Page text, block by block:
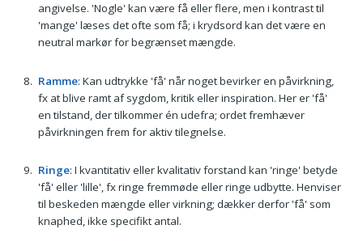
angivelse. 'Nogle' kan være få eller flere, men i kontrast til
'mange' læses det ofte som få; i krydsord kan det være en
neutral markør for begrænset mængde.
Ramme: Kan udtrykke 'få' når noget bevirker en påvirkning,
fx at blive ramt af sygdom, kritik eller inspiration. Her er 'få'
en tilstand, der tilkommer én udefra; ordet fremhæver
påvirkningen frem for aktiv tilegnelse.
Ringe: I kvantitativ eller kvalitativ forstand kan 'ringe' betyde
'få' eller 'lille', fx ringe fremmøde eller ringe udbytte. Henviser
til beskeden mængde eller virkning; dækker derfor 'få' som
knaphed, ikke specifikt antal.